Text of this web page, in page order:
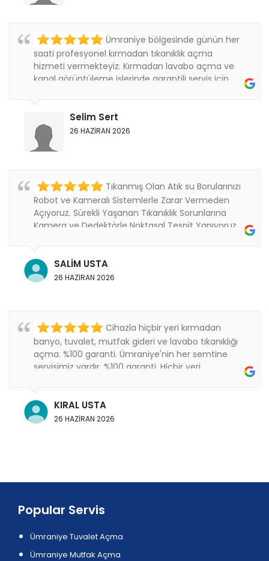
Ümraniye bölgesinde günün her
saati profesyonel kırmadan tıkanıklık açma
hizmeti vermekteyiz. Kırmadan lavabo açma ve
kanal görüntüleme işlerinde garantili servis için
Selim Sert
26 HAZİRAN 2026
Tıkanmış Olan Atık su Borularınızı
Robot ve Kameralı Sistemlerle Zarar Vermeden
Açıyoruz. Sürekli Yaşanan Tıkanıklık Sorunlarına
Kamera ve Dedektörle Noktasal Tespit Yapıyoruz.
SALİM USTA
26 HAZİRAN 2026
Cihazla hiçbir yeri kırmadan
banyo, tuvalet, mutfak gideri ve lavabo tıkanıklığı
açma. %100 garanti. Ümraniye'nin her semtine
servisimiz vardır. %100 garanti. Hiçbir yeri
KIRAL USTA
26 HAZİRAN 2026
Popular Servis
Ümraniye Tuvalet Açma
Ümraniye Mutfak Açma